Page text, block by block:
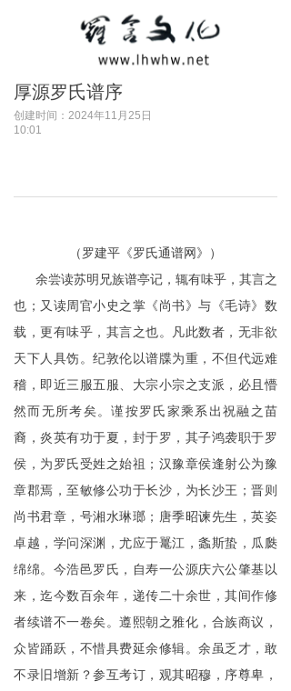
厚源罗氏谱序
创建时间： 2024年11月25日
10:01
（罗建平《罗氏通谱网》）
余尝读苏明兄族谱亭记，辄有味乎，其言之
也；又读周官小史之掌《尚书》与《毛诗》数
载，更有味乎，其言之也。凡此数者，无非欲
天下人具饬。纪敦伦以谱牒为重，不但代远难
稽，即近三服五服、大宗小宗之支派，必且懵
然而无所考矣。谨按罗氏家乘系出祝融之苗
裔，炎英有功于夏，封于罗，其子鸿袭职于罗
侯，为罗氏受姓之始祖；汉豫章侯逢射公为豫
章郡焉，至敏修公功于长沙，为长沙王；晋则
尚书君章，号湘水琳瑯；唐季昭谏先生，英姿
卓越，学问深渊，尤应于鼍江，螽斯蛰，瓜瓞
绵绵。今浩邑罗氏，自寿一公源庆六公肇基以
来，迄今数百余年，递传二十余世，其间作修
者续谱不一卷矣。遵熙朝之雅化，合族商议，
众皆踊跃，不惜具费延余修辑。余虽乏才，敢
不录旧增新？参互考订，观其昭穆，序尊卑，